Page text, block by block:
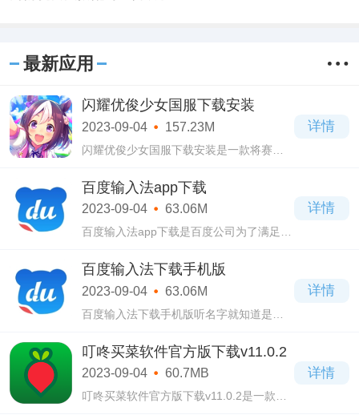
最新应用
闪耀优俊少女国服下载安装
2023-09-04 157.23M
闪耀优俊少女国服下载安装是一款将赛马
戏，游戏基于现实世界中的赛马比赛，并
赋予每匹赛马独特的形象和人物设定。
详情
百度输入法app下载
2023-09-04 63.06M
百度输入法app下载是百度公司为了满足广
软件，这款软件依旧凭借着强大的功能和
人性化的设计，得到了很多用户的喜爱。
详情
百度输入法下载手机版
2023-09-04 63.06M
百度输入法下载手机版听名字就知道是由
件，主要支持中文输入，但是用户也可以
随时切换到英文键盘。
详情
叮咚买菜软件官方版下载v11.0.2
2023-09-04 60.7MB
叮咚买菜软件官方版下载v11.0.2是一款使
详情